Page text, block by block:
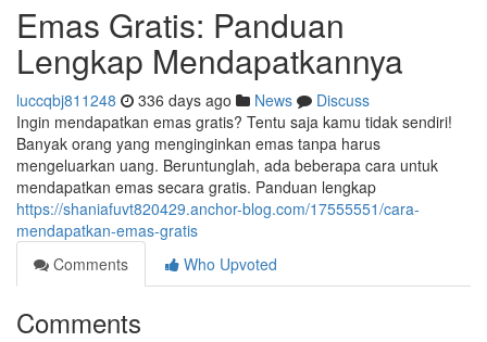
Emas Gratis: Panduan
Lengkap Mendapatkannya
luccqbj811248 336 days ago News
Discuss
Ingin mendapatkan emas gratis? Tentu saja kamu tidak sendiri!
Banyak orang yang menginginkan emas tanpa harus
mengeluarkan uang. Beruntunglah, ada beberapa cara untuk
mendapatkan emas secara gratis. Panduan lengkap
https://shaniafuvt820429.anchor-blog.com/17555551/cara-
mendapatkan-emas-gratis
Comments
Who Upvoted
Comments